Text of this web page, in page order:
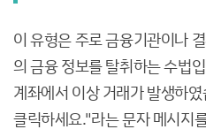
이 유형은 주로 금융기관이나
의 금융 정보를 탈취하는 수법
계좌에서 이상 거래가 발생하
클릭하세요."라는 문자 메시지